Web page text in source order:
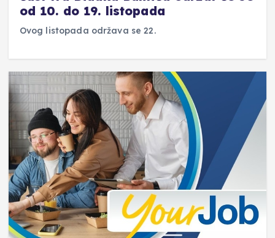
od 10. do 19. listopada
Ovog listopada održava se 22.